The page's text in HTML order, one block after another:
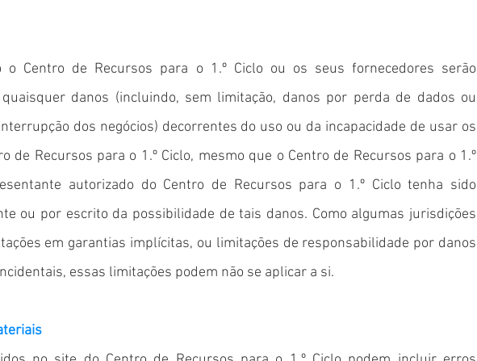
o Centro de Recursos para o 1.º Ciclo ou os seus fornecedores serão
danos (incluindo, sem limitação, danos por perda de dados ou
dos negócios) decorrentes do uso ou da incapacidade de usar os
de Recursos para o 1.º Ciclo, mesmo que o Centro de Recursos para o 1.º
autorizado do Centro de Recursos para o 1.º Ciclo tenha sido
ou por escrito da possibilidade de tais danos. Como algumas jurisdições
em garantias implícitas, ou limitações de responsabilidade por danos
essas limitações podem não se aplicar a si.